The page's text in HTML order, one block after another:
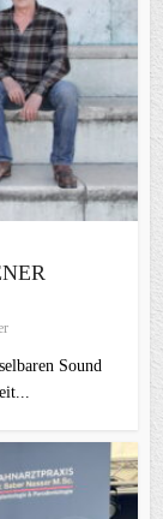
Sound